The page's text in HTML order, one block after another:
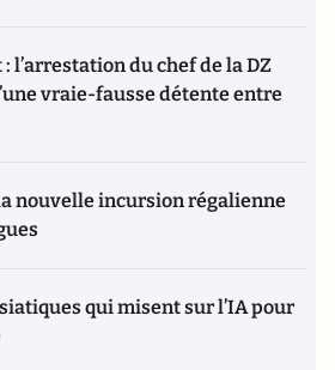
l’arrestation du chef de la DZ
vraie-fausse détente entre
nouvelle incursion régalienne
qui misent sur l’IA pour